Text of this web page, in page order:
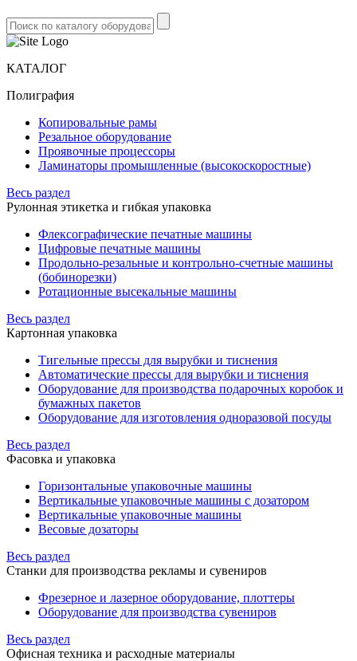
КАТАЛОГ
Полиграфия
Копировальные рамы
Резальное оборудование
Проявочные процессоры
Ламинаторы промышленные (высокоскоростные)
Весь раздел
Рулонная этикетка и гибкая упаковка
Флексографические печатные машины
Цифровые печатные машины
Продольно-резальные и контрольно-счетные машины
(бобинорезки)
Ротационные высекальные машины
Весь раздел
Картонная упаковка
Тигельные прессы для вырубки и тиснения
Автоматические прессы для вырубки и тиснения
Оборудование для производства подарочных коробок и
бумажных пакетов
Оборудование для изготовления одноразовой посуды
Весь раздел
Фасовка и упаковка
Горизонтальные упаковочные машины
Вертикальные упаковочные машины с дозатором
Вертикальные упаковочные машины
Весовые дозаторы
Весь раздел
Станки для производства рекламы и сувениров
Фрезерное и лазерное оборудование, плоттеры
Оборудование для производства сувениров
Весь раздел
Офисная техника и расходные материалы